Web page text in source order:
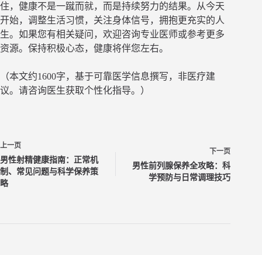
住，健康不是一蹴而就，而是持续努力的结果。从今天
开始，调整生活习惯，关注身体信号，拥抱更充实的人
生。如果您有相关疑问，欢迎咨询专业医师或参考更多
资源。保持积极心态，健康将伴您左右。
（本文约1600字，基于可靠医学信息撰写，非医疗建
议。请咨询医生获取个性化指导。）
上一页
男性射精健康指南：正常机
制、常见问题与科学保养策
略
下一页
男性前列腺保养全攻略：科
学预防与日常调理技巧